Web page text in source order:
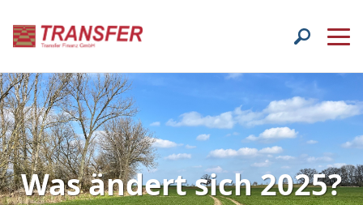
Was ändert sich 2025?